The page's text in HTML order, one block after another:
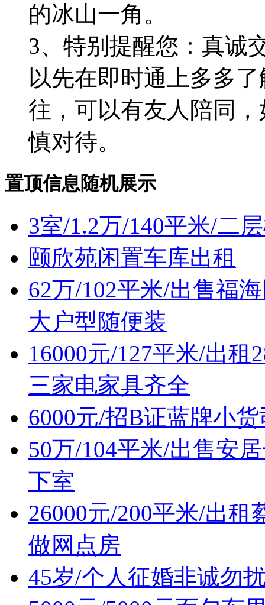
的冰山一角。
3、特别提醒您：真诚
以先在即时通上多多
往，可以有友人陪同
慎对待。
置顶信息随机展示
3室/1.2万/140平米/二
颐欣苑闲置车库出租
62万/102平米/出售福
大户型随便装
16000元/127平米/出
三家电家具齐全
6000元/招B证蓝牌小
50万/104平米/出售安
下室
26000元/200平米/出
做网点房
45岁/个人征婚非诚勿